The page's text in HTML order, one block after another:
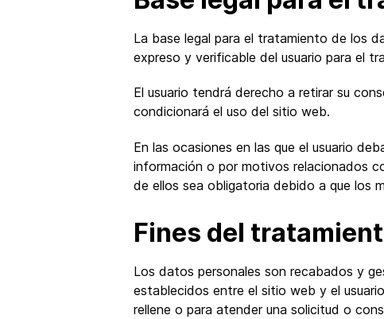
La base legal para el tratamiento de los
expreso y verificable del usuario para el
El usuario tendrá derecho a retirar su
condicionará el uso del sitio web.
En las ocasiones en las que el usuario
información o por motivos relacionados
de ellos sea obligatoria debido a que los
Fines del
Los datos personales son recabados y
establecidos entre el sitio web y el
rellene o para atender una solicitud o